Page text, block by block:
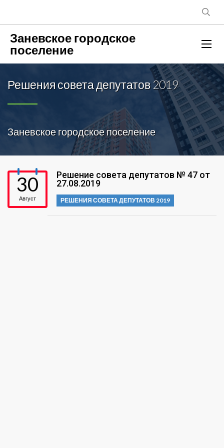
Заневское городское
поселение
Решения совета депутатов 2019
Заневское городское поселение
30
Август
Решение совета депутатов № 47 от
27.08.2019
РЕШЕНИЯ СОВЕТА ДЕПУТАТОВ 2019